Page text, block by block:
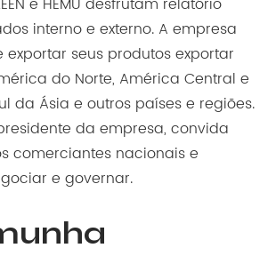
interno e externo. A empresa
seus produtos exportar
do Norte, América Central e
da Ásia e outros países e regiões.
da empresa, convida
comerciantes nacionais e
e governar.